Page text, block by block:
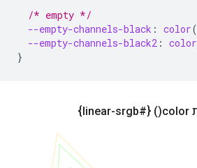
/* empty */
--empty-channels-black : color(
--empty-channels-black2 : color
}
color(
)‏ {#linear-srgb}